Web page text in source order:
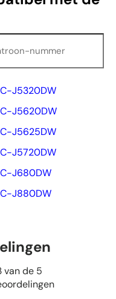
J5320DW
J5620DW
J5625DW
J5720DW
J680DW
J880DW
van de 5